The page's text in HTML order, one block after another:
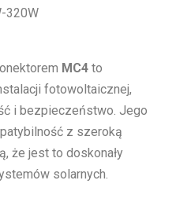
320W
MC4 to
fotowoltaicznej,
i bezpieczeństwo. Jego
z szeroką
że jest to doskonały
solarnych.